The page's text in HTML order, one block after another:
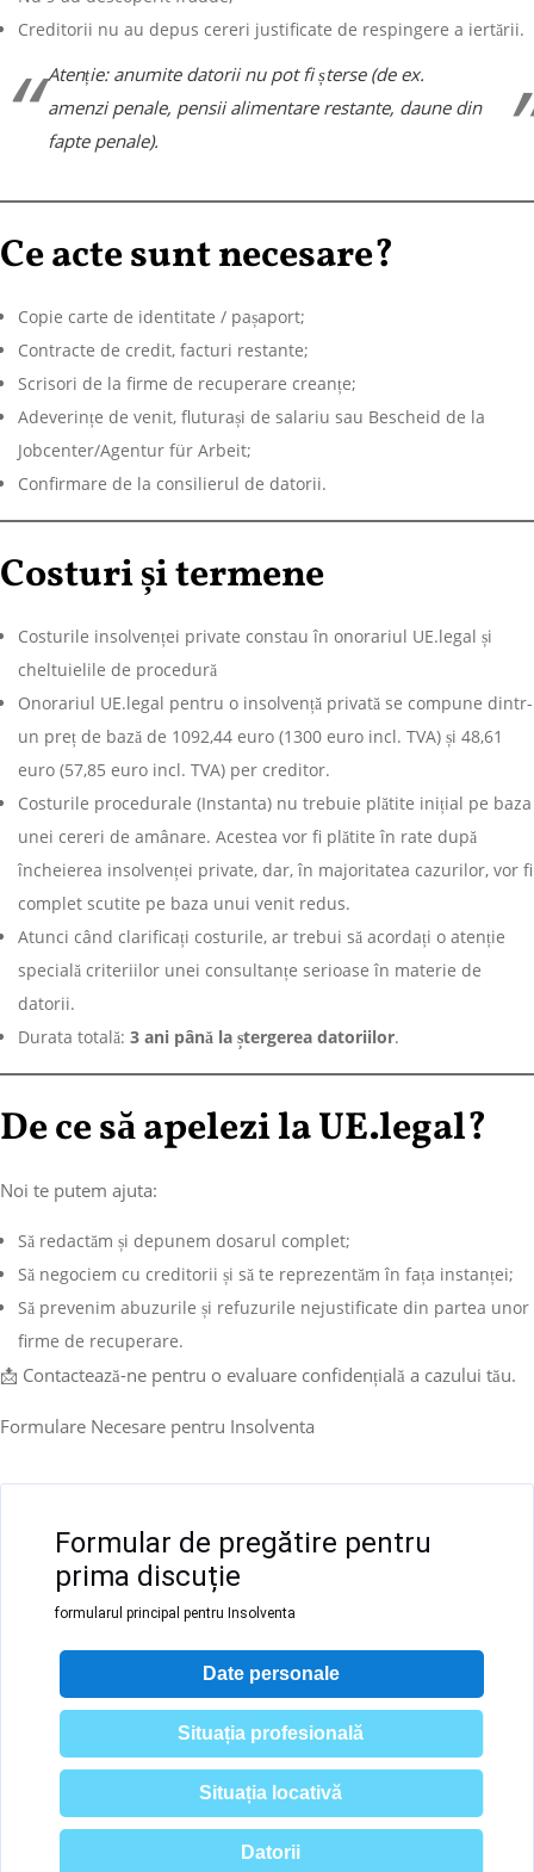
Creditorii nu au depus cereri justificate de respingere a iertării.
Atenție: anumite datorii nu pot fi șterse (de ex.
amenzi penale, pensii alimentare restante, daune din
fapte penale).
Ce acte sunt necesare?
Copie carte de identitate / pașaport;
Contracte de credit, facturi restante;
Scrisori de la firme de recuperare creanțe;
Adeverințe de venit, fluturași de salariu sau Bescheid de la
Jobcenter/Agentur für Arbeit;
Confirmare de la consilierul de datorii.
Costuri și termene
Costurile insolvenței private constau în onorariul UE.legal și
cheltuielile de procedură
Onorariul UE.legal pentru o insolvență privată se compune dintr-
un preț de bază de 1092,44 euro (1300 euro incl. TVA) și 48,61
euro (57,85 euro incl. TVA) per creditor.
Costurile procedurale (Instanta) nu trebuie plătite inițial pe baza
unei cereri de amânare. Acestea vor fi plătite în rate după
încheierea insolvenței private, dar, în majoritatea cazurilor, vor fi
complet scutite pe baza unui venit redus.
Atunci când clarificați costurile, ar trebui să acordați o atenție
specială criteriilor unei consultanțe serioase în materie de
datorii.
Durata totală: 3 ani până la ștergerea datoriilor.
De ce să apelezi la UE.legal?
Noi te putem ajuta:
Să redactăm și depunem dosarul complet;
Să negociem cu creditorii și să te reprezentăm în fața instanței;
Să prevenim abuzurile și refuzurile nejustificate din partea unor
firme de recuperare.
📩 Contactează-ne pentru o evaluare confidențială a cazului tău.
Formulare Necesare pentru Insolventa
Formular de pregătire pentru
prima discuție
formularul principal pentru Insolventa
Date personale
Situația profesională
Situația locativă
Datorii